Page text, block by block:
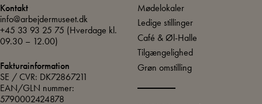
Kontakt
info@arbejdermuseet.dk
+45 33 93 25 75 (Hverdage kl.
09.30 – 12.00)
Fakturainformation
SE / CVR: DK72867211
EAN/GLN nummer:
5790002424878
Mødelokaler
Ledige stillinger
Café & Øl-Halle
Tilgængelighed
Grøn omstilling